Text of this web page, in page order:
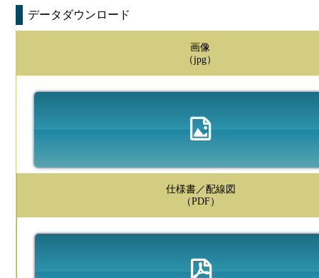
データダウンロード
画像
（jpg）
仕様書／配線図
（PDF）